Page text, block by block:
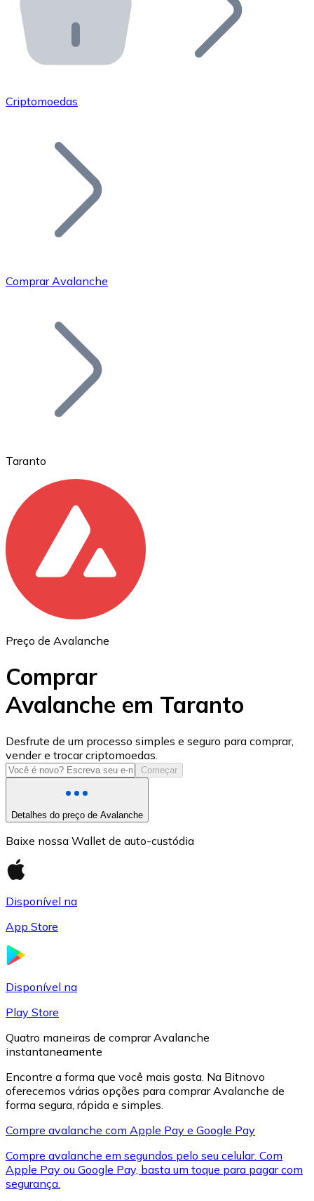
API Bitnovo
Integre nossa API no seu ecossistema.
Junte-se à nossa rede de revendedores e comercialize
Adicione o token do seu projeto ao nosso serviço de
Bitcoin
Ethereum
ETH
USD Coin
USDC
XRP
Criptomoedas
Comprar Avalanche
Taranto
Preço de Avalanche
Comprar
Avalanche em Taranto
Desfrute de um processo simples e seguro para comprar,
vender e trocar criptomoedas.
Começar
Detalhes do preço de Avalanche
Baixe nossa Wallet de auto-custódia
Disponível na
App Store
Disponível na
Play Store
Quatro maneiras de comprar Avalanche
instantaneamente
Encontre a forma que você mais gosta. Na Bitnovo
oferecemos várias opções para comprar Avalanche de
forma segura, rápida e simples.
Compre avalanche com Apple Pay e Google Pay
Compre avalanche em segundos pelo seu celular. Com
Apple Pay ou Google Pay, basta um toque para pagar com
segurança.